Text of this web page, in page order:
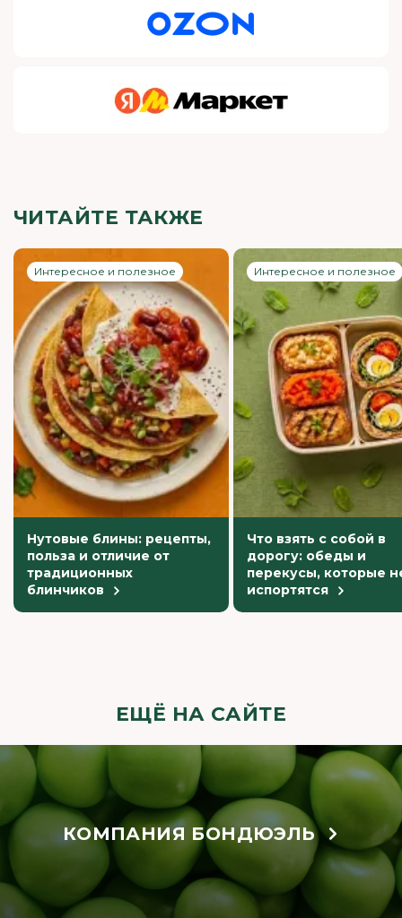
ЧИТАЙТЕ ТАКЖЕ
Интересное и полезное
Нутовые блины: рецепты,
польза и отличие от
традиционных
блинчиков
Интересное и полезное
Что взять с собой в
дорогу: обеды и
перекусы, которые
испортятся
ЕЩЁ НА САЙТЕ
КОМПАНИЯ БОНДЮЭЛЬ